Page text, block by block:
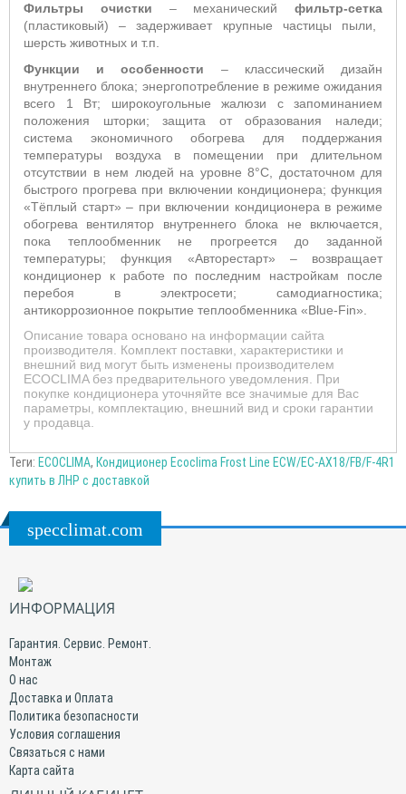
Фильтры очистки – механический фильтр-сетка
(пластиковый) – задерживает крупные частицы пыли,
шерсть животных и т.п.
Функции и особенности – классический дизайн
внутреннего блока; энергопотребление в режиме ожидания
всего 1 Вт; широкоугольные жалюзи с запоминанием
положения шторки; защита от образования наледи;
система экономичного обогрева для поддержания
температуры воздуха в помещении при длительном
отсутствии в нем людей на уровне 8°С, достаточном для
быстрого прогрева при включении кондиционера; функция
«Тёплый старт»– при включении кондиционера в режиме
обогрева вентилятор внутреннего блока не включается,
пока теплообменник не прогреется до заданной
температуры; функция «Авторестарт» – возвращает
кондиционер к работе по последним настройкам после
перебоя в электросети; самодиагностика;
антикоррозионное покрытие теплообменника «Blue-Fin».
Описание товара основано на информации сайта
производителя. Комплект поставки, характеристики и
внешний вид могут быть изменены производителем
ECOCLIMA без предварительного уведомления. При
покупке кондиционера уточняйте все значимые для Вас
параметры, комплектацию, внешний вид и сроки гарантии
у продавца.
Теги: ECOCLIMA, Кондиционер Ecoclima Frost Line ECW/EC-AX18/FB/F-4R1
купить в ЛНР с доставкой
specclimat.com
ИНФОРМАЦИЯ
Гарантия. Сервис. Ремонт.
Монтаж
О нас
Доставка и Оплата
Политика безопасности
Условия соглашения
Связаться с нами
Карта сайта